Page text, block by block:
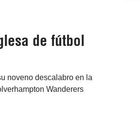
de fútbol
noveno descalabro en la
Wanderers